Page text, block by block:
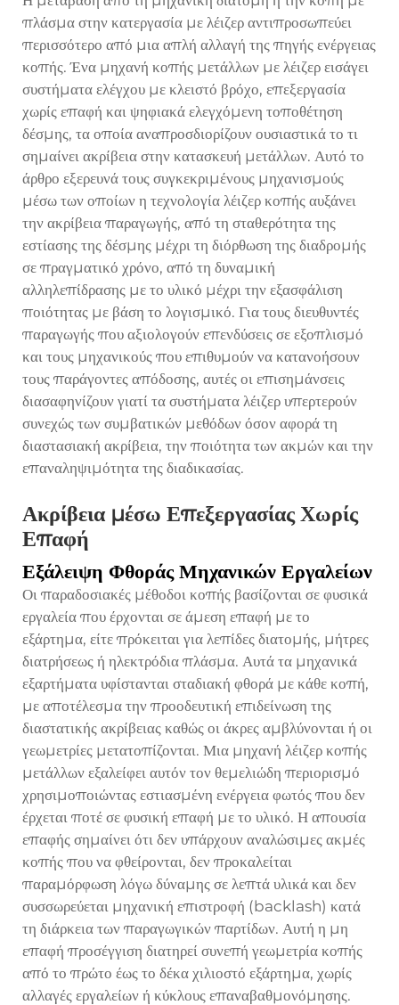
πλάσμα στην κατεργασία με λέιζερ αντιπροσωπεύει
περισσότερο από μια απλή αλλαγή της πηγής ενέργειας
κοπής. Ένα μηχανή κοπής μετάλλων με λέιζερ εισάγει
συστήματα ελέγχου με κλειστό βρόχο, επεξεργασία
χωρίς επαφή και ψηφιακά ελεγχόμενη τοποθέτηση
δέσμης, τα οποία αναπροσδιορίζουν ουσιαστικά το τι
σημαίνει ακρίβεια στην κατασκευή μετάλλων. Αυτό το
άρθρο εξερευνά τους συγκεκριμένους μηχανισμούς
μέσω των οποίων η τεχνολογία λέιζερ κοπής αυξάνει
την ακρίβεια παραγωγής, από τη σταθερότητα της
εστίασης της δέσμης μέχρι τη διόρθωση της διαδρομής
σε πραγματικό χρόνο, από τη δυναμική
αλληλεπίδρασης με το υλικό μέχρι την εξασφάλιση
ποιότητας με βάση το λογισμικό. Για τους διευθυντές
παραγωγής που αξιολογούν επενδύσεις σε εξοπλισμό
και τους μηχανικούς που επιθυμούν να κατανοήσουν
τους παράγοντες απόδοσης, αυτές οι επισημάνσεις
διασαφηνίζουν γιατί τα συστήματα λέιζερ υπερτερούν
συνεχώς των συμβατικών μεθόδων όσον αφορά τη
διαστασιακή ακρίβεια, την ποιότητα των ακμών και την
επαναληψιμότητα της διαδικασίας.
Ακρίβεια μέσω Επεξεργασίας Χωρίς
Επαφή
Εξάλειψη Φθοράς Μηχανικών Εργαλείων
Οι παραδοσιακές μέθοδοι κοπής βασίζονται σε φυσικά
εργαλεία που έρχονται σε άμεση επαφή με το
εξάρτημα, είτε πρόκειται για λεπίδες διατομής, μήτρες
διατρήσεως ή ηλεκτρόδια πλάσμα. Αυτά τα μηχανικά
εξαρτήματα υφίστανται σταδιακή φθορά με κάθε κοπή,
με αποτέλεσμα την προοδευτική επιδείνωση της
διαστατικής ακρίβειας καθώς οι άκρες αμβλύνονται ή οι
γεωμετρίες μετατοπίζονται. Μια μηχανή λέιζερ κοπής
μετάλλων εξαλείφει αυτόν τον θεμελιώδη περιορισμό
χρησιμοποιώντας εστιασμένη ενέργεια φωτός που δεν
έρχεται ποτέ σε φυσική επαφή με το υλικό. Η απουσία
επαφής σημαίνει ότι δεν υπάρχουν αναλώσιμες ακμές
κοπής που να φθείρονται, δεν προκαλείται
παραμόρφωση λόγω δύναμης σε λεπτά υλικά και δεν
συσσωρεύεται μηχανική επιστροφή (backlash) κατά
τη διάρκεια των παραγωγικών παρτίδων. Αυτή η μη
επαφή προσέγγιση διατηρεί συνεπή γεωμετρία κοπής
από το πρώτο έως το δέκα χιλιοστό εξάρτημα, χωρίς
αλλαγές εργαλείων ή κύκλους επαναβαθμονόμησης.